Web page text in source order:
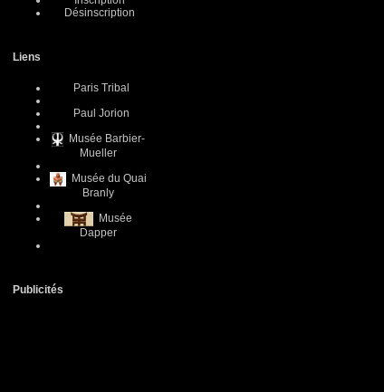
Désinscription
Liens
Paris Tribal
Paul Jorion
Musée Barbier-
Mueller
Musée du Quai
Branly
Musée
Dapper
Publicités